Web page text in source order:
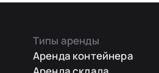
Типы аренды
Аренда контейнера